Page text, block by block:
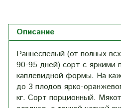
Описание
Раннеспелый (от полных
90-95 дней) сорт с яркими
каплевидной формы. На
до 3 плодов ярко-
кг. Сорт порционный.